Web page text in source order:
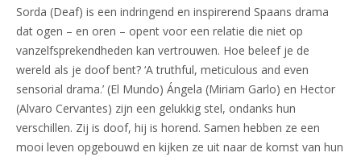
Sorda (Deaf) is een indringend en inspirerend Spaans drama
dat ogen – en oren – opent voor een relatie die niet op
vanzelfsprekendheden kan vertrouwen. Hoe beleef je de
wereld als je doof bent? ‘A truthful, meticulous and even
sensorial drama.’ (El Mundo) Ángela (Miriam Garlo) en Hector
(Alvaro Cervantes) zijn een gelukkig stel, ondanks hun
verschillen. Zij is doof, hij is horend. Samen hebben ze een
mooi leven opgebouwd en kijken ze uit naar de komst van hun